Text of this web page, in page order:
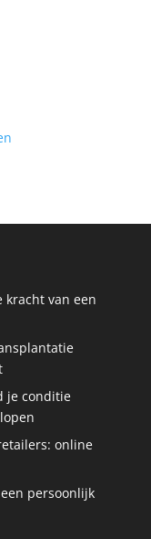
kracht van een
je conditie
online
persoonlijk